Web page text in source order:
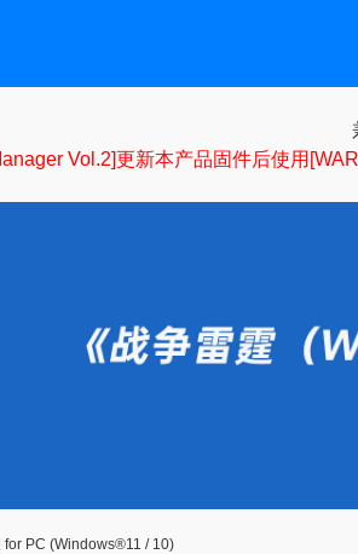
Vol.2]更新本产品固件后使用
for PC (Windows®11 / 10)